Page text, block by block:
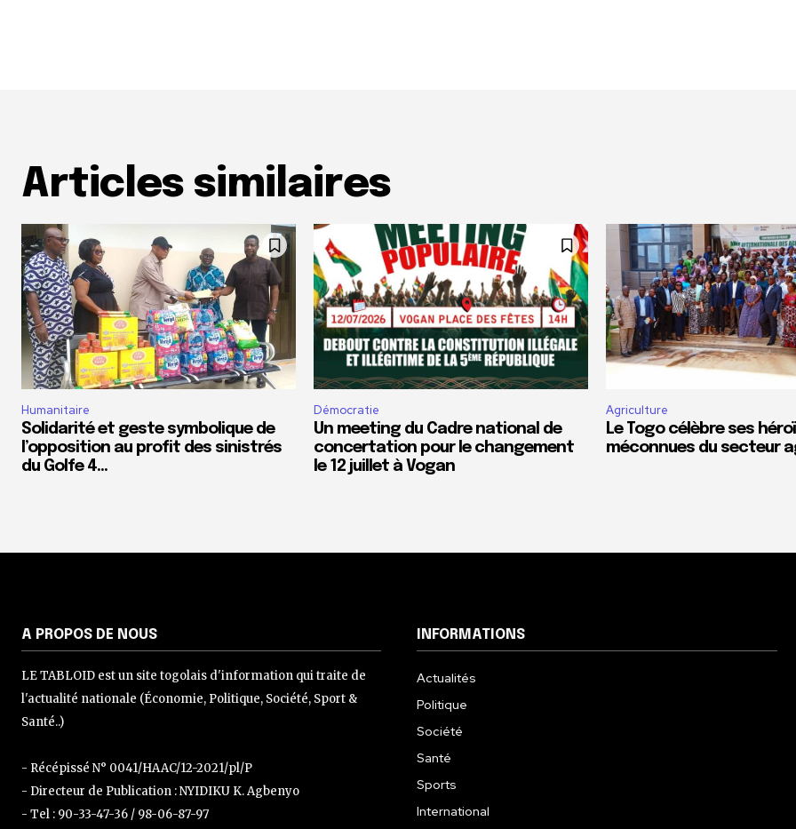
Articles similaires
Humanitaire
Solidarité et geste symbolique de
l’opposition au profit des sinistrés
du Golfe 4…
Démocratie
Un meeting du Cadre national de
concertation pour le changement
le 12 juillet à Vogan
Agriculture
Le Togo célèbre ses
méconnues du secteur
A PROPOS DE NOUS
LE TABLOID est un site togolais d'information qui traite de
l'actualité nationale (Économie, Politique, Société, Sport &
Santé..)
- Récépissé N° 0041/HAAC/12-2021/pl/P
- Directeur de Publication : NYIDIKU K. Agbenyo
- Tel : 90-33-47-36 / 98-06-87-97
INFORMATIONS
Actualités
Politique
Société
Santé
Sports
International